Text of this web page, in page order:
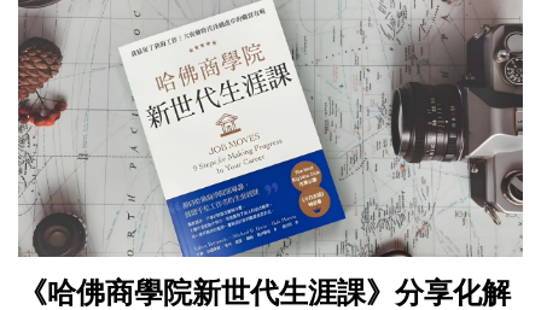
《哈佛商學院新世代生涯課》分享化解